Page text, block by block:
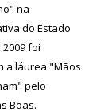
na
do Estado
foi
a láurea "Mãos
pelo
Boas.